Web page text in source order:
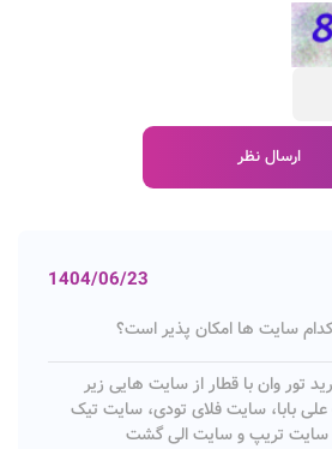
1404/06/23
کدام سایت ها امکان پذیر است؟
تور وان با قطار از سایت هایی زیر
بابا، سایت فلای تودی، سایت تیک
سایت تریپ و سایت الی گشت